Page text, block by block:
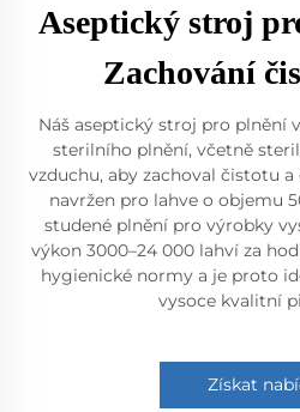
Aseptický stroj
Zachování
Náš aseptický stroj pro plnění
sterilního plnění, včetně
vzduchu, aby zachoval čistotu
navržen pro lahve o objemu
studené plnění pro výrobky
výkon 3000–24 000 lahví za
hygienické normy a je proto
vysoce kvalitní
Získat